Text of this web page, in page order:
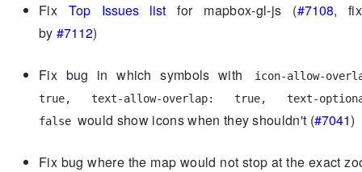
Fix Top Issues list for mapbox-gl-js (#7108,
by #7112)
Fix bug in which symbols with
icon-allow-
true, text-allow-overlap: true, text-
false would show icons when they shouldn't (#7041)
Fix bug where the map would not stop at the exact